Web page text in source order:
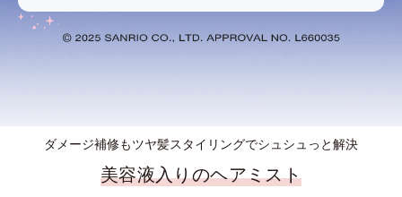
ダメージ補修もツヤ髪スタイリングでシュシュっと解決
美容液入りのヘアミスト